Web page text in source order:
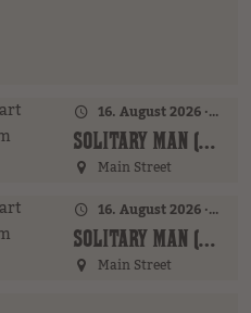
16. August 2026 · 16:00 Uhr – 17:00 Uhr
SOLITARY MAN (GER)
Main Street
16. August 2026 · 19:00 Uhr
SOLITARY MAN (GER)
Main Street